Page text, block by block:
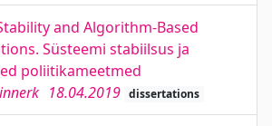
and Algorithm-Based
Süsteemi stabiilsus ja
poliitikameetmed
18.04.2019 dissertations